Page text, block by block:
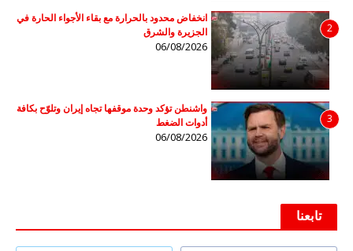
2
انخفاض محدود بالحرارة مع بقاء الأجواء الحارة في
الجزيرة والشرق
06/08/2026
3
واشنطن تؤكد وحدة موقفها تجاه إيران وتلوّح بكافة
أدوات الضغط
06/08/2026
تابعنا